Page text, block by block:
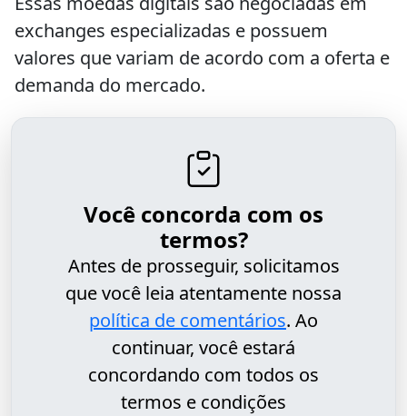
exchanges especializadas e possuem
valores que variam de acordo com a oferta e
demanda do mercado.
Você concorda com os
termos?
Antes de prosseguir, solicitamos
que você leia atentamente nossa
política de comentários. Ao
continuar, você estará
concordando com todos os
termos e condições